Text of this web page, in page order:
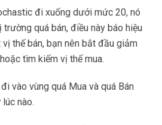
đi xuống dưới mức 20, nó
quá bán, điều này báo hiệu
thế bán, bạn nên bắt đầu giảm
tìm kiếm vị thế mua.
vào vùng quá Mua và quá Bán
nào.